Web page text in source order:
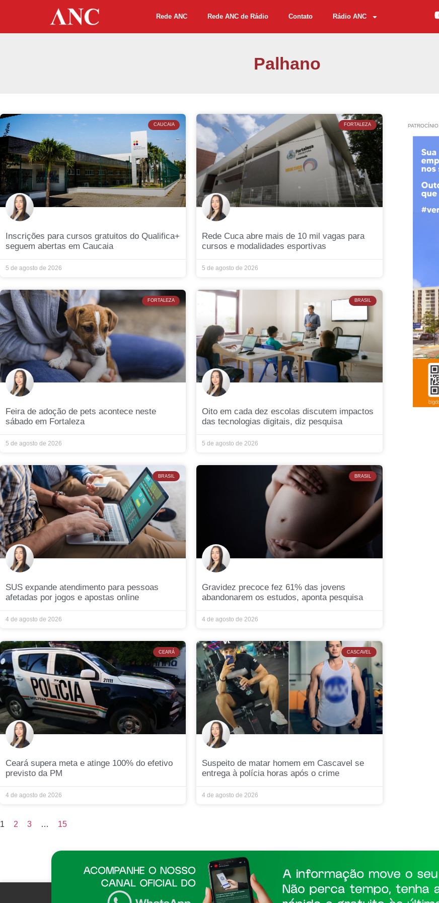
Rede ANC Rede ANC de Rádio Contato Rádio ANC
Palhano
CAUCAIA
Inscrições para cursos gratuitos do Qualifica+
seguem abertas em Caucaia
5 de agosto de 2026
FORTALEZA
Rede Cuca abre mais de 10 mil vagas para
cursos e modalidades esportivas
5 de agosto de 2026
FORTALEZA
Feira de adoção de pets acontece neste
sábado em Fortaleza
5 de agosto de 2026
BRASIL
Oito em cada dez escolas discutem impactos
das tecnologias digitais, diz pesquisa
5 de agosto de 2026
BRASIL
SUS expande atendimento para pessoas
afetadas por jogos e apostas online
4 de agosto de 2026
BRASIL
Gravidez precoce fez 61% das jovens
abandonarem os estudos, aponta pesquisa
4 de agosto de 2026
CEARÁ
Ceará supera meta e atinge 100% do efetivo
previsto da PM
4 de agosto de 2026
CASCAVEL
Suspeito de matar homem em Cascavel se
entrega à polícia horas após o crime
4 de agosto de 2026
1 2 3 … 15
PATROCÍNIO